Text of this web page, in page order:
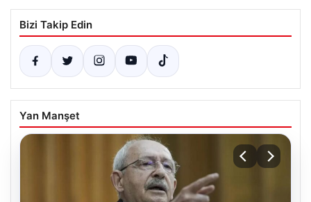
Bizi Takip Edin
Yan Manşet